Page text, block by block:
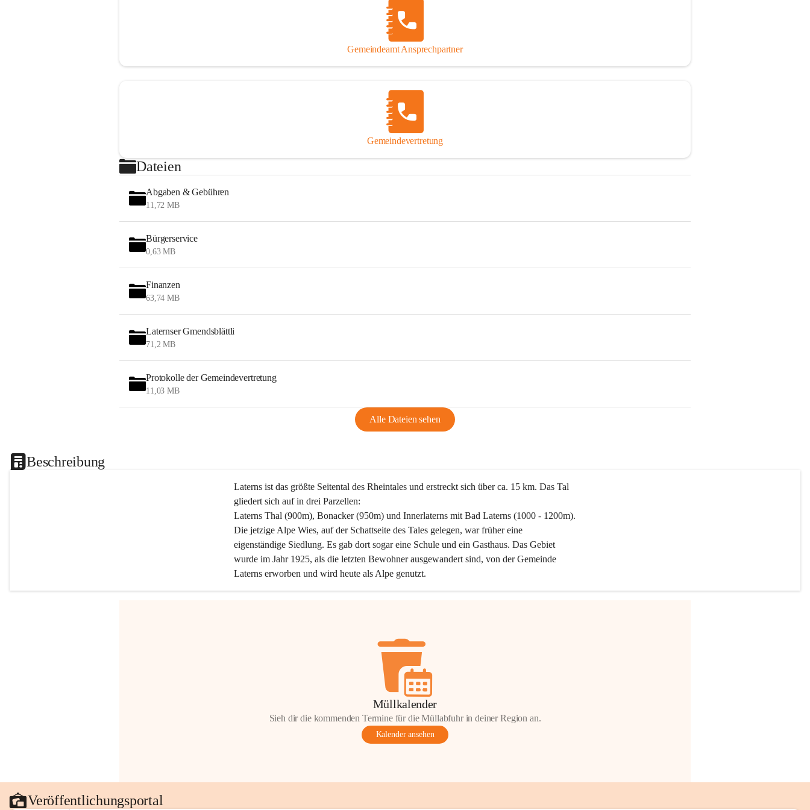
Gemeindeamt Ansprechpartner
Gemeindevertretung
Dateien
Abgaben & Gebühren
11,72 MB
Bürgerservice
0,63 MB
Finanzen
63,74 MB
Laternser Gmendsblättli
71,2 MB
Protokolle der Gemeindevertretung
11,03 MB
Alle Dateien sehen
Beschreibung
Laterns ist das größte Seitental des Rheintales und erstreckt sich über ca. 15 km. Das Tal
gliedert sich auf in drei Parzellen:
Laterns Thal (900m), Bonacker (950m) und Innerlaterns mit Bad Laterns (1000 - 1200m).
Die jetzige Alpe Wies, auf der Schattseite des Tales gelegen, war früher eine
eigenständige Siedlung. Es gab dort sogar eine Schule und ein Gasthaus. Das Gebiet
wurde im Jahr 1925, als die letzten Bewohner ausgewandert sind, von der Gemeinde
Laterns erworben und wird heute als Alpe genutzt.
Müllkalender
Sieh dir die kommenden Termine für die Müllabfuhr in deiner Region an.
Kalender ansehen
Veröffentlichungsportal